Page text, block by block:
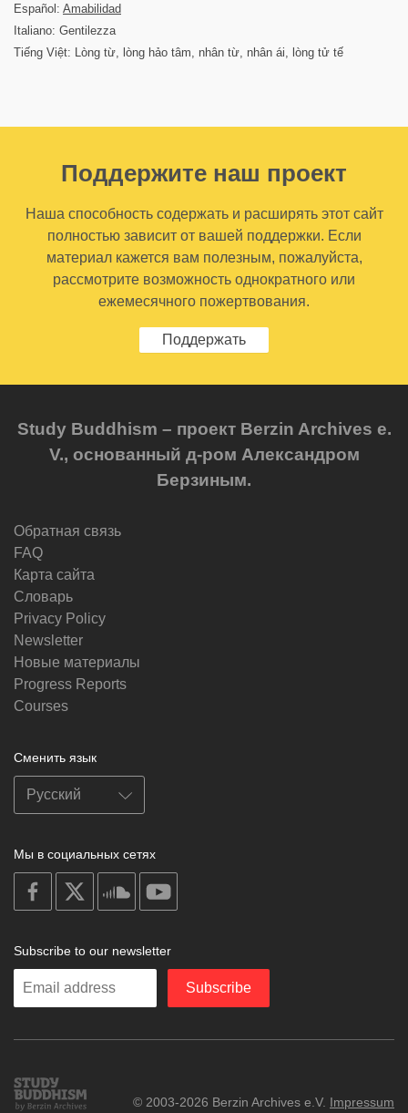
Español: Amabilidad
Italiano: Gentilezza
Tiếng Việt: Lòng từ, lòng hảo tâm, nhân từ, nhân ái, lòng tử tế
Поддержите наш проект
Наша способность содержать и расширять этот сайт
полностью зависит от вашей поддержки. Если
материал кажется вам полезным, пожалуйста,
рассмотрите возможность однократного или
ежемесячного пожертвования.
Поддержать
Study Buddhism – проект Berzin Archives e.
V., основанный д-ром Александром
Берзиным.
Обратная связь
FAQ
Карта сайта
Словарь
Privacy Policy
Newsletter
Новые материалы
Progress Reports
Courses
Сменить язык
Мы в социальных сетях
on
facebook
soundcloud
Subscribe to our newsletter
Enter
Subscribe
Study
Buddhism
© 2003-2026 Berzin Archives e.V. Impressum